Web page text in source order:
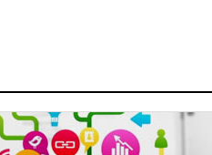
من الريال للفصل في صفقة إيسكو
14:50
- 2021/08/04
البياسجي عرض على مبابي راتبا خياليا